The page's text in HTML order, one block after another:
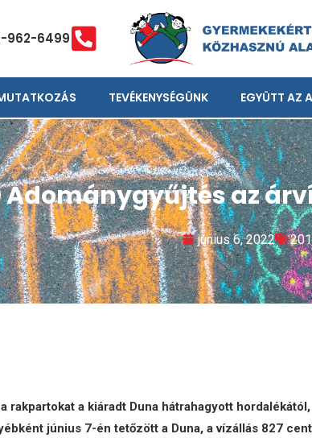
962-6499
TEVÉKENYSÉGÜNK EGYÜTT AZ
Adománygyűjtés az
június 6, 2022
rakpartokat a kiáradt Duna hátrahagyott
június 7-én tetőzött a Duna, a vízállás 827